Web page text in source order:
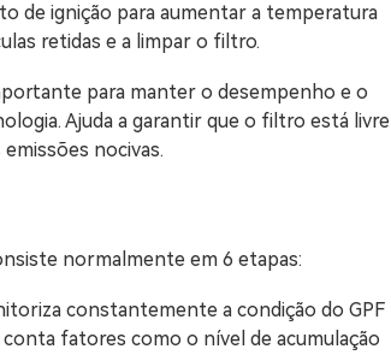
de ignição para aumentar a temperatura
retidas e a limpar o filtro.
para manter o desempenho e o
Ajuda a garantir que o filtro está livre
nocivas.
normalmente em 6 etapas:
constantemente a condição do GPF
fatores como o nível de acumulação